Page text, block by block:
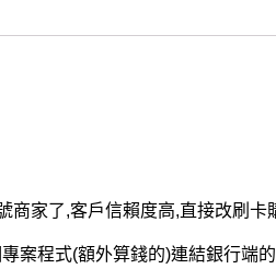
商家了,客戶信賴度高,直接改刷卡
案程式(額外算錢的)連結銀行